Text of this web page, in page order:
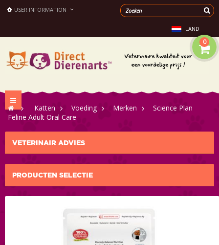
USER INFORMATION
LAND
0
Toggle
navigation
> Katten > Voeding > Merken >
Science Plan
Feline Adult Oral Care
VETERINAIR ADVIES
PRODUCTEN SELECTIE